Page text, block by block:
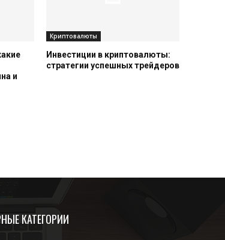
и
Криптовалюты
Инвестиции в криптовалюты:
стратегии успешных трейдеров
КАТЕГОРИИ